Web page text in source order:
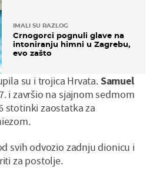
IMALI SU RAZLOG
Crnogorci pognuli glave na
intoniranju himni u Zagrebu,
evo zašto
su i trojica Hrvata. Samuel
i završio na sjajnom sedmom
stotinki zaostatka za
svih odvozio zadnju dionicu i
za postolje.